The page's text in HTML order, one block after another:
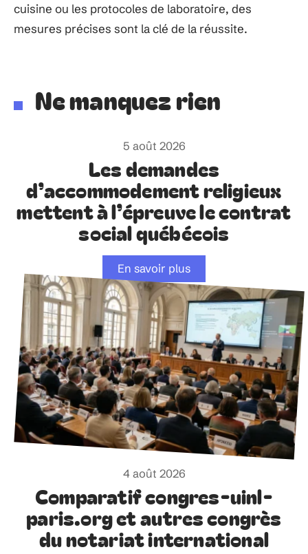
cuisine ou les protocoles de laboratoire, des
mesures précises sont la clé de la réussite.
Ne manquez rien
5 août 2026
Les demandes
d’accommodement religieux
mettent à l’épreuve le contrat
social québécois
En savoir plus
4 août 2026
Comparatif congres-uinl-
paris.org et autres congrès
du notariat international